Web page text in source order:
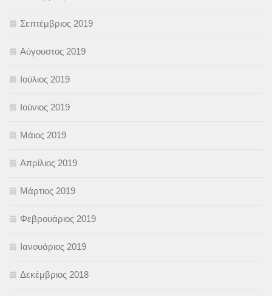
Σεπτέμβριος 2019
Αύγουστος 2019
Ιούλιος 2019
Ιούνιος 2019
Μάιος 2019
Απρίλιος 2019
Μάρτιος 2019
Φεβρουάριος 2019
Ιανουάριος 2019
Δεκέμβριος 2018